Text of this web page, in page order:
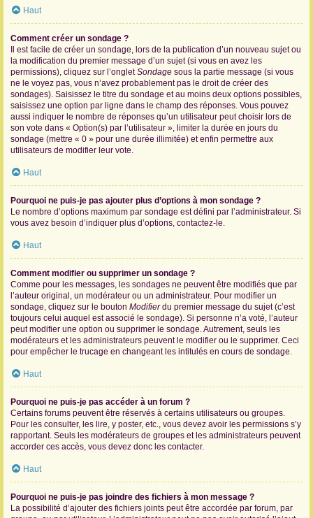
Haut
Comment créer un sondage ?
Il est facile de créer un sondage, lors de la publication d’un nouveau sujet ou
la modification du premier message d’un sujet (si vous en avez les
permissions), cliquez sur l’ongletSondage sous la partie message (si vous
ne le voyez pas, vous n’avez probablement pas le droit de créer des
sondages). Saisissez le titre du sondage et au moins deux options possibles,
saisissez une option par ligne dans le champ des réponses. Vous pouvez
aussi indiquer le nombre de réponses qu’un utilisateur peut choisir lors de
son vote dans « Option(s) par l’utilisateur », limiter la durée en jours du
sondage (mettre « 0 » pour une durée illimitée) et enfin permettre aux
utilisateurs de modifier leur vote.
Haut
Pourquoi ne puis-je pas ajouter plus d’options à mon sondage ?
Le nombre d’options maximum par sondage est défini par l’administrateur. Si
vous avez besoin d’indiquer plus d’options, contactez-le.
Haut
Comment modifier ou supprimer un sondage ?
Comme pour les messages, les sondages ne peuvent être modifiés que par
l’auteur original, un modérateur ou un administrateur. Pour modifier un
sondage, cliquez sur le bouton Modifierdu premier message du sujet (c’est
toujours celui auquel est associé le sondage). Si personne n’a voté, l’auteur
peut modifier une option ou supprimer le sondage. Autrement, seuls les
modérateurs et les administrateurs peuvent le modifier ou le supprimer. Ceci
pour empêcher le trucage en changeant les intitulés en cours de sondage.
Haut
Pourquoi ne puis-je pas accéder à un forum ?
Certains forums peuvent être réservés à certains utilisateurs ou groupes.
Pour les consulter, les lire, y poster, etc., vous devez avoir les permissions s’y
rapportant. Seuls les modérateurs de groupes et les administrateurs peuvent
accorder ces accès, vous devez donc les contacter.
Haut
Pourquoi ne puis-je pas joindre des fichiers à mon message ?
La possibilité d’ajouter des fichiers joints peut être accordée par forum, par